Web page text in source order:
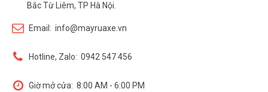
Bắc Từ Liêm, TP Hà Nội.
Email: info@mayruaxe.vn
Hotline, Zalo: 0942 547 456
Giờ mở cửa: 8:00 AM - 6:00 PM